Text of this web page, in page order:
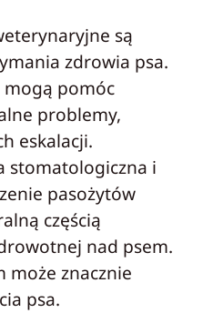
są
zdrowia psa.
pomóc
problemy,
eskalacji.
stomatologiczna i
pasożytów
częścią
nad psem.
może znacznie
psa.